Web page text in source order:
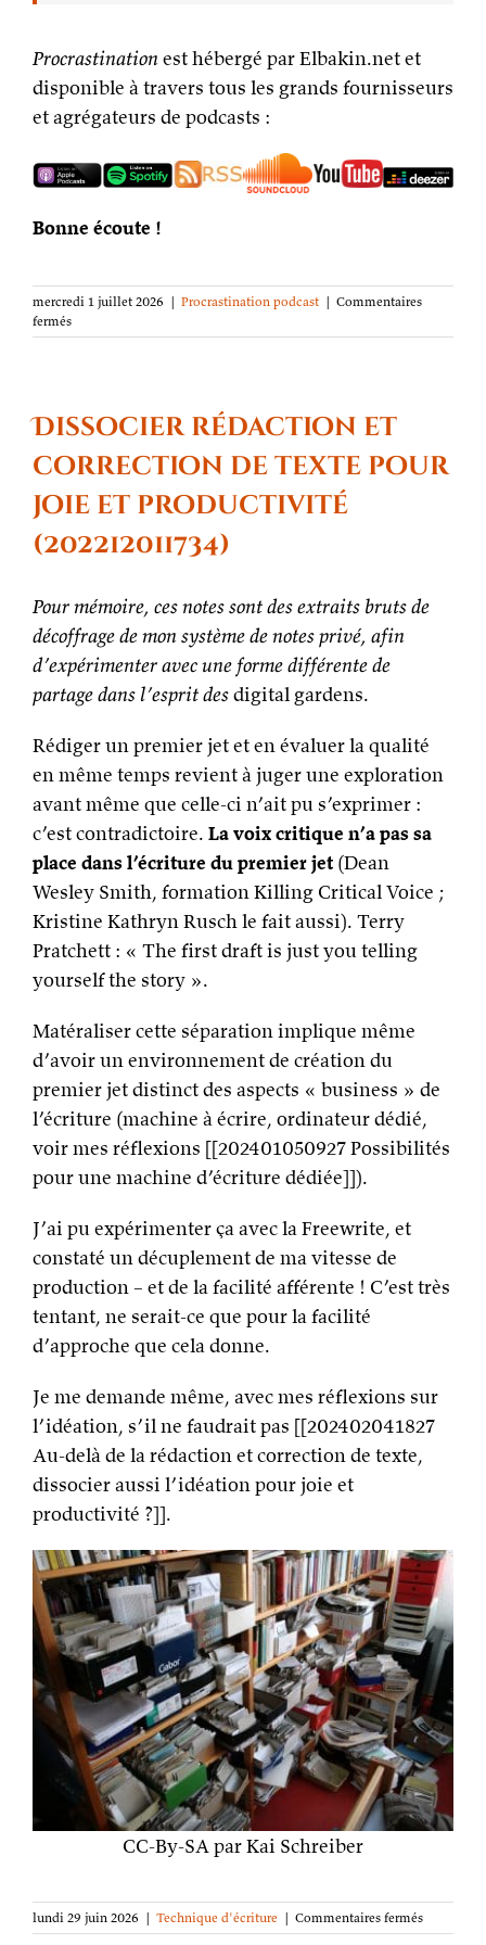
Procrastinationest hébergé par Elbakin.net et
disponible à travers tous les grands fournisseurs
et agrégateurs de podcasts :
Bonne écoute !
mercredi 1 juillet 2026 | Procrastination podcast | Commentaires
ferméssur
Procrastination
de
son
environnement
de
travail
numérique,
avec
Karima
Dissocier rédaction et
correction de texte pour
joie et productivité
(202212011734)
Pour mémoire, ces notes sont des extraits bruts de
décoffrage de mon système de notes privé, afin
d’expérimenter avec une forme différente de
partage dans l’esprit desdigital gardens.
Rédiger un premier jet et en évaluer la qualité
en même temps revient à juger une exploration
avant même que celle-ci n’ait pu s’exprimer :
c’est contradictoire. La voix critique n’a pas sa
place dans l’écriture du premier jet (Dean
Wesley Smith, formation Killing Critical Voice ;
Kristine Kathryn Rusch le fait aussi). Terry
Pratchett : « The first draft is just you telling
yourself the story ».
Matéraliser cette séparation implique même
d’avoir un environnement de création du
premier jet distinct des aspects « business » de
l’écriture (machine à écrire, ordinateur dédié,
voir mes réflexions [[202401050927 Possibilités
pour une machine d’écriture dédiée]]).
J’ai pu expérimenter ça avec la Freewrite, et
constaté un décuplement de ma vitesse de
production – et de la facilité afférente ! C’est très
tentant, ne serait-ce que pour la facilité
d’approche que cela donne.
Je me demande même, avec mes réflexions sur
l’idéation, s’il ne faudrait pas [[202402041827
Au-delà de la rédaction et correction de texte,
dissocier aussi l’idéation pour joie et
productivité ?]].
CC-By-SA par Kai Schreiber
lundi 29 juin 2026 | Technique d'écriture | Commentaires ferméssur
Dissocier